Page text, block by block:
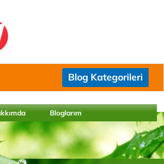
Blog Kategorileri
Bloglarım